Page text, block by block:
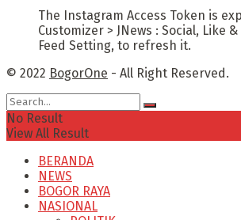
The Instagram Access Token is
Customizer > JNews : Social, Like
Feed Setting, to refresh it.
© 2022 BogorOne - All Right Reserved.
No Result
View All Result
BERANDA
NEWS
BOGOR RAYA
NASIONAL